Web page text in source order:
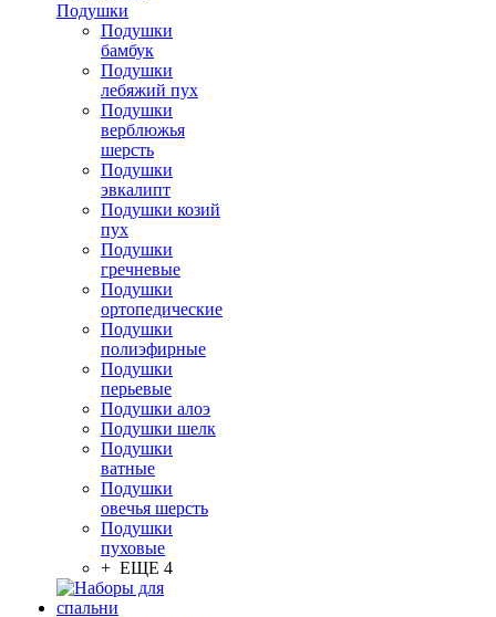
Подушки
Подушки
бамбук
Подушки
лебяжий пух
Подушки
верблюжья
шерсть
Подушки
эвкалипт
Подушки козий
пух
Подушки
гречневые
Подушки
ортопедические
Подушки
полиэфирные
Подушки
перьевые
Подушки алоэ
Подушки шелк
Подушки
ватные
Подушки
овечья шерсть
Подушки
пуховые
+ ЕЩЕ 4